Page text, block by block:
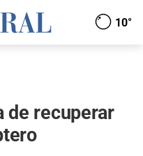
10°
de recuperar